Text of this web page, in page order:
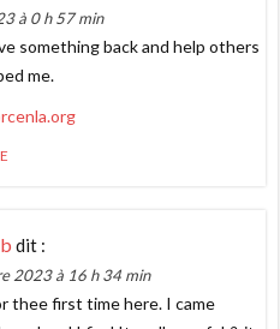
à 0 h 57 min
something back and help others
me.
dit :
2023 à 16 h 34 min
thee first time here. I came